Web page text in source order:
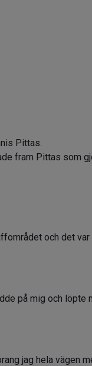
Pittas.
fram Pittas som
och det
på mig och löpte
jag hela vägen